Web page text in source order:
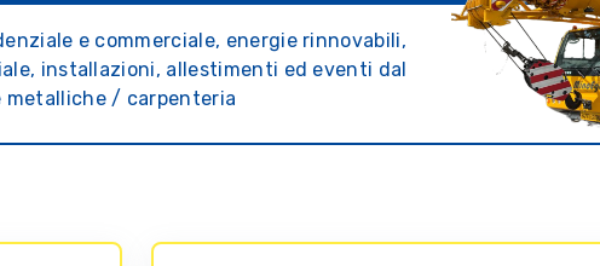
e commerciale, energie rinnovabili,
installazioni, allestimenti ed eventi dal
/ carpenteria